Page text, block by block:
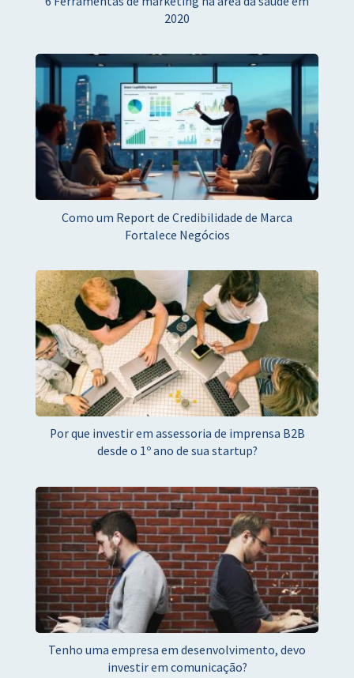
2020
Como um Report de Credibilidade de Marca
Fortalece Negócios
Por que investir em assessoria de imprensa B2B
desde o 1º ano de sua startup?
Tenho uma empresa em desenvolvimento, devo
investir em comunicação?